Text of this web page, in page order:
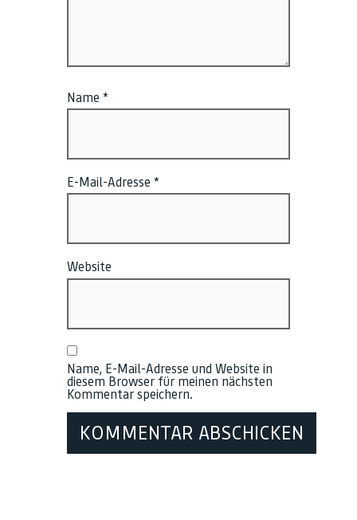
Name *
E-Mail-Adresse *
Website
Name, E-Mail-Adresse und Website in
diesem Browser für meinen nächsten
Kommentar speichern.